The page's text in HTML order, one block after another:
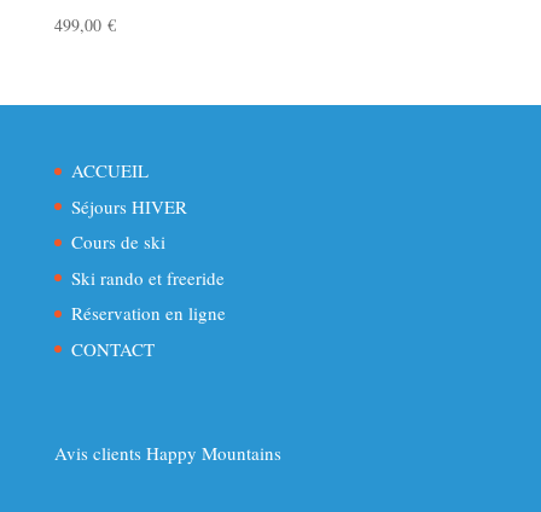
499,00 €
ACCUEIL
Séjours HIVER
Cours de ski
Ski rando et freeride
Réservation en ligne
CONTACT
Avis clients Happy Mountains